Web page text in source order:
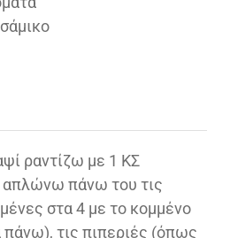
ραντίζω με 1 ΚΣ
απλώνω πάνω του τις
στα 4 με το κομμένο
τις πιπεριές (όπως